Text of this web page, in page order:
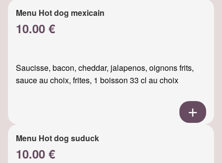
Menu Hot dog mexicain
10.00 €
Saucisse, bacon, cheddar, jalapenos, oignons frits,
sauce au choix, frites, 1 boisson 33 cl au choix
Menu Hot dog suduck
10.00 €